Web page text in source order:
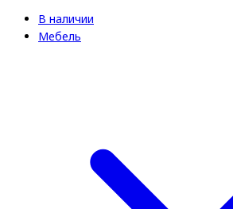
В наличии
Мебель